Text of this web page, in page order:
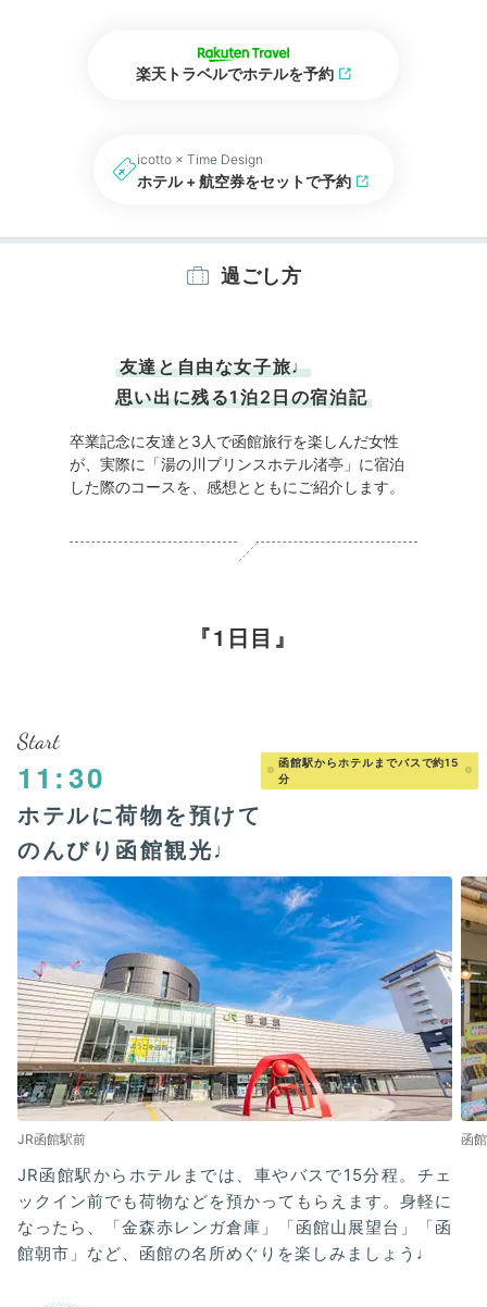
楽天トラベルでホテルを予約
icotto × Time Design
ホテル + 航空券をセットで予約
過ごし方
友達と自由な女子旅♩
思い出に残る1泊2日の宿泊記
卒業記念に友達と3人で函館旅行を楽しんだ女性
が、実際に「湯の川プリンスホテル渚亭」に宿泊
した際のコースを、感想とともにご紹介します。
1日目
Start
11:30
函館駅からホテルまでバスで約15
分
ホテルに荷物を預けて
のんびり函館観光♩
JR函館駅前 函
JR函館駅からホテルまでは、車やバスで15分程。チェ
ックイン前でも荷物などを預かってもらえます。身軽に
なったら、「金森赤レンガ倉庫」「函館山展望台」「函
館朝市」など、函館の名所めぐりを楽しみましょう♩